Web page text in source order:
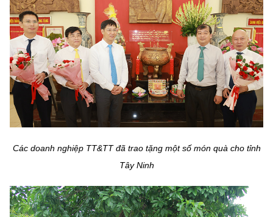
Các doanh nghiệp TT&TT đã trao tặng một số món quà cho tỉnh
Tây Ninh